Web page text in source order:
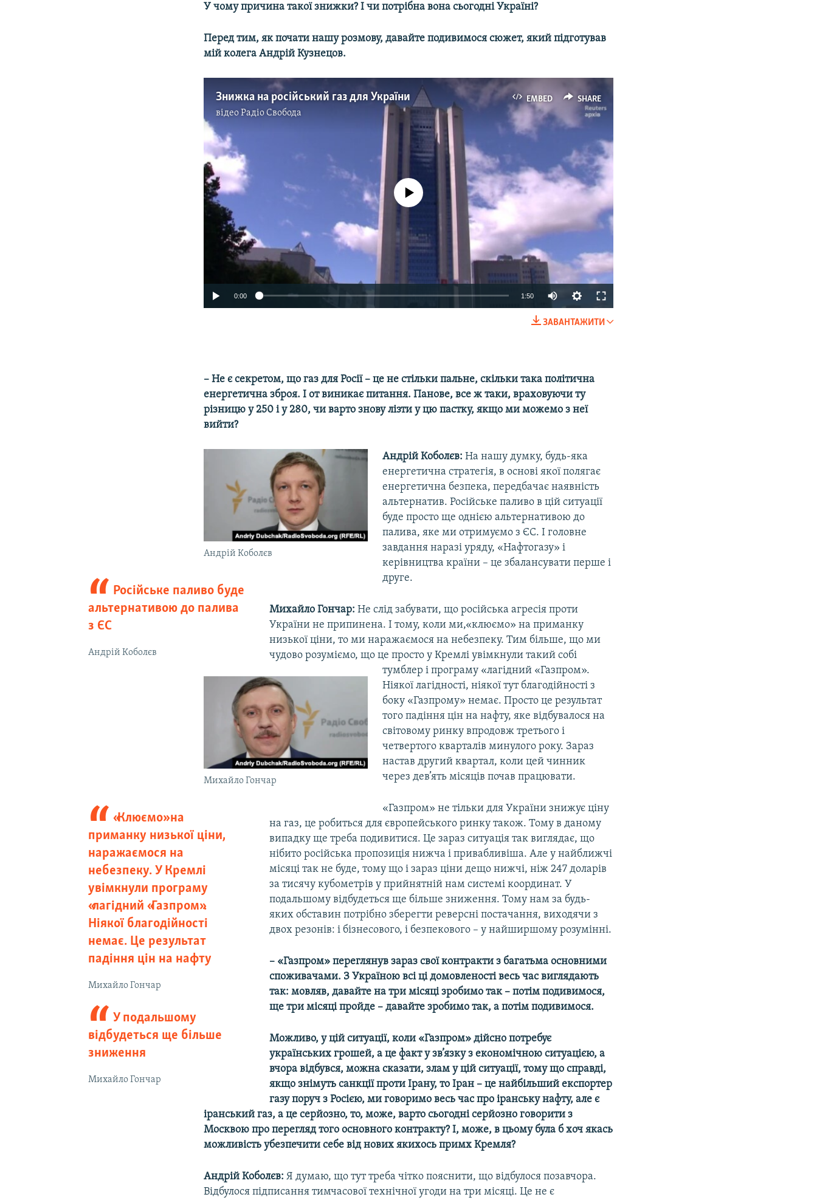
У чому причина такої знижки? І чи потрібна вона сьогодні Україні?
Перед тим, як почати нашу розмову, давайте подивимося сюжет, який підготував
мій колега Андрій Кузнецов.
EMBED SHARE
Знижка на російський газ для України
відеоРадіо Свобода
No media source currently available
0:00 1:50
ЗАВАНТАЖИТИ
– Не є секретом, що газ для Росії – це не стільки пальне, скільки така політична
енергетична зброя. І от виникає питання. Панове, все ж таки, враховуючи ту
різницю у 250 і у 280, чи варто знову лізти у цю пастку, якщо ми можемо з неї
вийти?
Андрій Коболєв
Російське паливо буде
альтернативою до палива
з ЄС
Андрій Коболєв
Андрій Коболєв: На нашу думку, будь-яка
енергетична стратегія, в основі якої полягає
енергетична безпека, передбачає наявність
альтернатив. Російське паливо в цій ситуації
буде просто ще однією альтернативою до
палива, яке ми отримуємо з ЄС. І головне
завдання наразі уряду, «Нафтогазу» і
керівництва країни – це збалансувати перше і
друге.
Михайло Гончар
«Клюємо» на
приманку низької ціни,
наражаємося на
небезпеку. У Кремлі
увімкнули програму
«лагідний «Газпром».
Ніякої благодійності
немає. Це результат
падіння цін на нафту
Михайло Гончар
Михайло Гончар: Не слід забувати, що російська агресія проти
України не припинена. І тому, коли ми,«клюємо» на приманку
низької ціни, то ми наражаємося на небезпеку. Тим більше, що ми
чудово розуміємо, що це просто у Кремлі увімкнули такий собі
тумблер і програму «лагідний «Газпром».
Ніякої лагідності, ніякої тут благодійності з
боку «Газпрому» немає. Просто це результат
того падіння цін на нафту, яке відбувалося на
світовому ринку впродовж третього і
четвертого кварталів минулого року. Зараз
настав другий квартал, коли цей чинник
через дев’ять місяців почав працювати.
У подальшому
відбудеться ще більше
зниження
Михайло Гончар
«Газпром» не тільки для України знижує ціну
на газ, це робиться для європейського ринку також. Тому в даному
випадку ще треба подивитися. Це зараз ситуація так виглядає, що
нібито російська пропозиція нижча і привабливіша. Але у найближчі
місяці так не буде, тому що і зараз ціни дещо нижчі, ніж 247 доларів
за тисячу кубометрів у прийнятній нам системі координат. У
подальшому відбудеться ще більше зниження. Тому нам за будь-
яких обставин потрібно зберегти реверсні постачання, виходячи з
двох резонів: і бізнесового, і безпекового – у найширшому розумінні.
– «Газпром» переглянув зараз свої контракти з багатьма основними
споживачами. З Україною всі ці домовленості весь час виглядають
так: мовляв, давайте на три місяці зробимо так – потім подивимося,
ще три місяці пройде – давайте зробимо так, а потім подивимося.
Можливо, у цій ситуації, коли «Газпром» дійсно потребує
українських грошей, а це факт у зв’язку з економічною ситуацією, а
вчора відбувся, можна сказати, злам у цій ситуації, тому що справді,
якщо знімуть санкції проти Ірану, то Іран – це найбільший експортер
газу поруч з Росією, ми говоримо весь час про іранську нафту, але є
іранський газ, а це серйозно, то, може, варто сьогодні серйозно говорити з
Москвою про перегляд того основного контракту? І, може, в цьому була б хоч якась
можливість убезпечити себе від нових якихось примх Кремля?
Андрій Коболєв: Я думаю, що тут треба чітко пояснити, що відбулося позавчора.
Відбулося підписання тимчасової технічної угоди на три місяці. Це не є